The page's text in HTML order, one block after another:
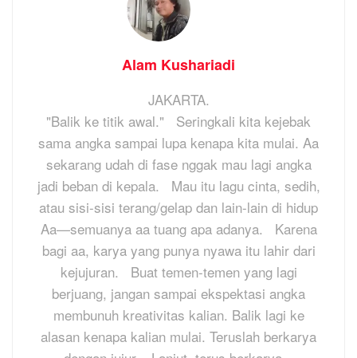
Alam Kushariadi
JAKARTA.
"Balik ke titik awal."
​Seringkali kita kejebak
sama angka sampai lupa kenapa kita mulai. Aa
sekarang udah di fase nggak mau lagi angka
jadi beban di kepala.
​Mau itu lagu cinta, sedih,
atau sisi-sisi terang/gelap dan lain-lain di hidup
Aa—semuanya aa tuang apa adanya.
Karena
bagi aa, karya yang punya nyawa itu lahir dari
kejujuran.
​Buat temen-temen yang lagi
berjuang, jangan sampai ekspektasi angka
membunuh kreativitas kalian. Balik lagi ke
alasan kenapa kalian mulai. Teruslah berkarya